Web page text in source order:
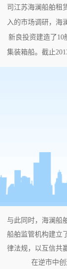
司江苏海澜船舶租
入的市场调研，海
新良投资建造了10
集装箱船。截止
与此同时，海澜船
船舶监管机构建立
律法规，以互信共
在逆市中